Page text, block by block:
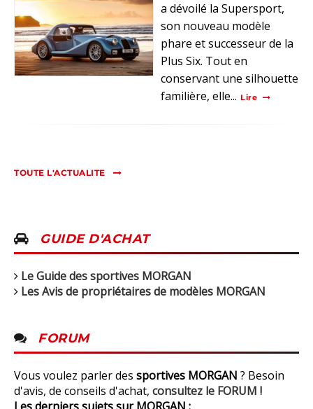
a dévoilé la Supersport,
son nouveau modèle
phare et successeur de la
Plus Six. Tout en
conservant une silhouette
familière, elle... Lire
TOUTE L'ACTUALITE
GUIDE D'ACHAT
Le Guide des sportives MORGAN
Les Avis de propriétaires de modèles MORGAN
FORUM
Vous voulez parler des sportives MORGAN ? Besoin
d'avis, de conseils d'achat, consultez le FORUM !